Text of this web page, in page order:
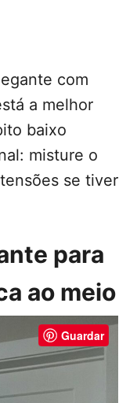
com
a melhor
baixo
misture o
se tiver
para
ao meio
Guardar